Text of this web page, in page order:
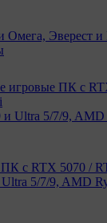
Эверест и
игровые ПК с
и Ultra 5/7/9, AMD
с RTX 5070 /
5/7/9, AMD